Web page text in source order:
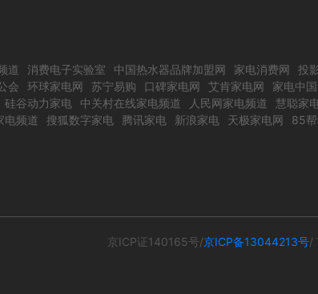
道 消费电子实验室 中国热水器品牌加盟网 家电消费网
投
会 环球家电网 苏宁易购 口碑家电网 艾肯家电网
家电中
硅谷动力家电 中关村在线家电频道 人民网家电频道 慧聪家
电频道 搜狐数字家电 腾讯家电 新浪家电 天极家电网
85
京ICP证140165号/京ICP备13044213号/